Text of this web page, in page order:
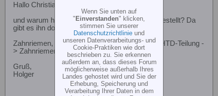
Hallo Christian,
und warum hast Du ihn dann nicht bei Mädler bestellt? Da
gibt es ihn doch.
Zahnriemen, Zahnriemenräder -> Zahnriemen HTD-Teilung -
> Zahnriemen 3M -> Größe 447
Gruß,
Holger
Wenn Sie unten auf
" Einverstanden" klicken,
stimmen Sie unserer
Datenschutzrichtlinie und
unseren Datenverarbeitungs- und
Cookie-Praktiken wie dort
beschrieben zu. Sie erkennen
außerdem an, dass dieses Forum
möglicherweise außerhalb Ihres
Landes gehostet wird und Sie der
Erhebung, Speicherung und
Verarbeitung Ihrer Daten in dem